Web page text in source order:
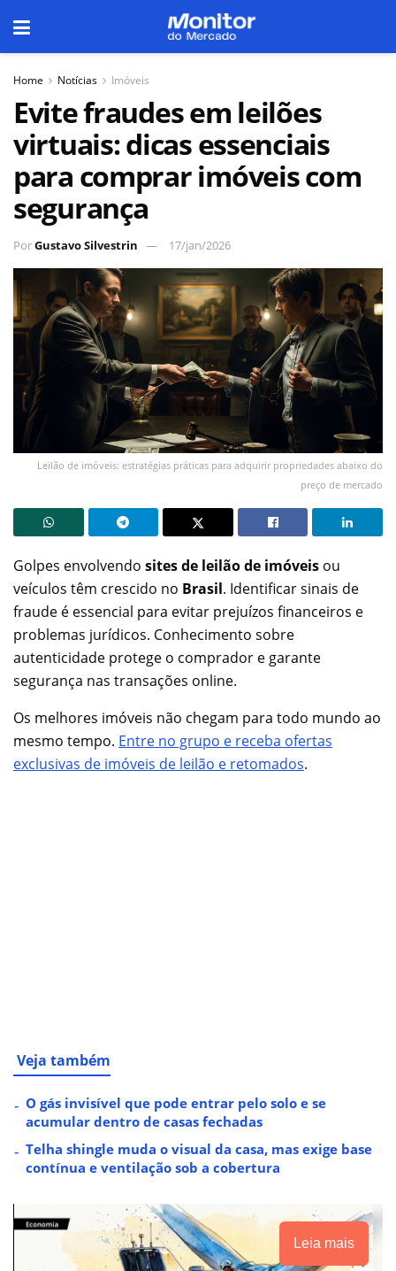
Home Notícias Imóveis
Evite fraudes em leilões
virtuais: dicas essenciais
para comprar imóveis com
segurança
PorGustavo Silvestrin 17/jan/2026
Leilão de imóveis: estratégias práticas para adquirir propriedades abaixo do
preço de mercado
Golpes envolvendo sites de leilão de imóveis ou
veículos têm crescido no Brasil. Identificar sinais de
fraude é essencial para evitar prejuízos financeiros e
problemas jurídicos. Conhecimento sobre
autenticidade protege o comprador e garante
segurança nas transações online.
Os melhores imóveis não chegam para todo mundo ao
mesmo tempo. Entre no grupo e receba ofertas
exclusivas de imóveis de leilão e retomados.
Veja também
O gás invisível que pode entrar pelo solo e se
acumular dentro de casas fechadas
Telha shingle muda o visual da casa, mas exige base
contínua e ventilação sob a cobertura
Leia mais